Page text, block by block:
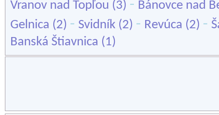
Vranov nad Topľou (3) - Bánovce nad
Gelnica (2) - Svidník (2) - Revúca (2) -
Banská Štiavnica (1)